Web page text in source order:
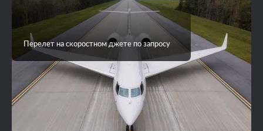
Перелет на скоростном джете по запросу